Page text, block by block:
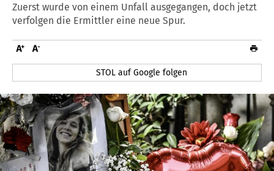
Zuerst wurde von einem Unfall ausgegangen, doch jetzt
verfolgen die Ermittler eine neue Spur.
STOL auf Google folgen